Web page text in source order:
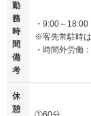
勤
務
時
間
備
考
・9:00～
※客先常駐時は
・時間外労働
休
憩